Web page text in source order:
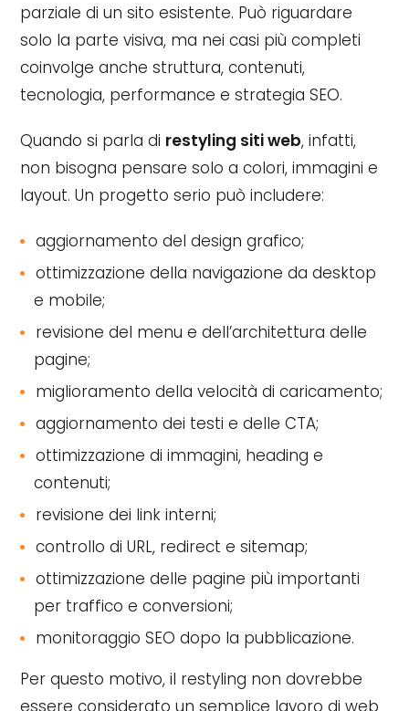
parziale di un sito esistente. Può riguardare
solo la parte visiva, ma nei casi più completi
coinvolge anche struttura, contenuti,
tecnologia, performance e strategia SEO.
Quando si parla di restyling siti web, infatti,
non bisogna pensare solo a colori, immagini e
layout. Un progetto serio può includere:
aggiornamento del design grafico;
ottimizzazione della navigazione da desktop
e mobile;
revisione del menu e dell’architettura delle
pagine;
miglioramento della velocità di caricamento;
aggiornamento dei testi e delle CTA;
ottimizzazione di immagini, heading e
contenuti;
revisione dei link interni;
controllo di URL, redirect e sitemap;
ottimizzazione delle pagine più importanti
per traffico e conversioni;
monitoraggio SEO dopo la pubblicazione.
Per questo motivo, il restyling non dovrebbe